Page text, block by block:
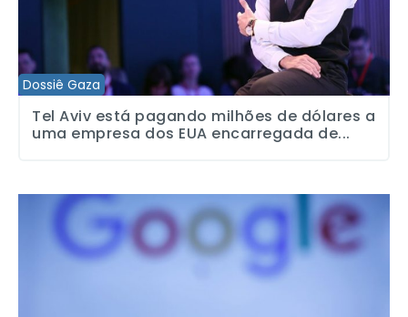
Dossiê Gaza
Tel Aviv está pagando milhões de dólares a
uma empresa dos EUA encarregada de...
Do Brasil ao Reino Unido: cresce reação mundial contra uso de